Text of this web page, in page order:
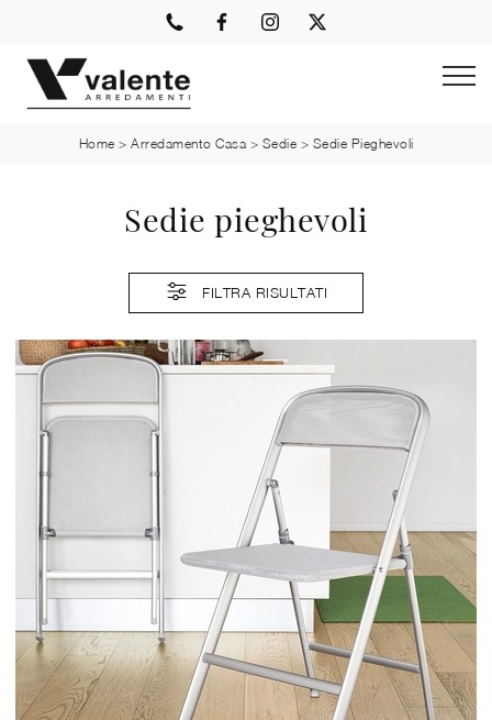
Home > Arredamento Casa > Sedie > Sedie Pieghevoli
Sedie pieghevoli
FILTRA RISULTATI